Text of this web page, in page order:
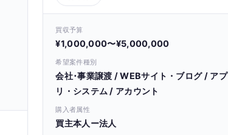
買収予算
¥1,000,000〜¥5,000,000
希望案件種別
会社･事業譲渡 / WEBサイト・ブログ / アプ
リ・システム / アカウント
購入者属性
買主本人ー法人